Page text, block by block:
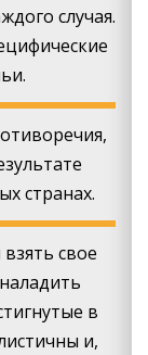
случая.
странах.
свое
в
и,